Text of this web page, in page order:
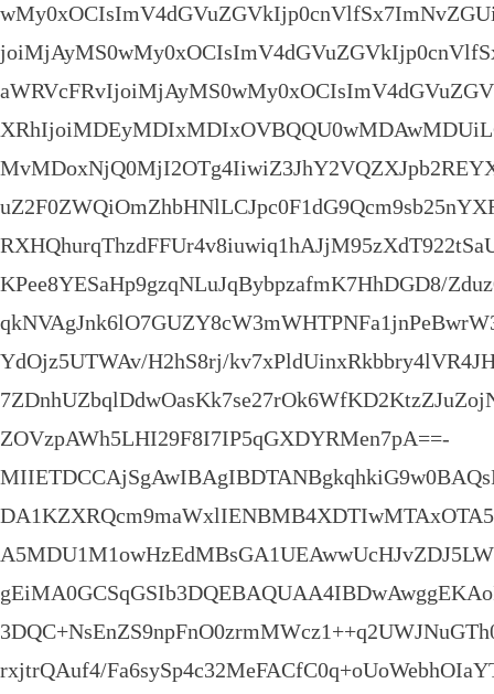
KPee8YESaHp9gzqNLuJqBybpzafmK7HhDGD8/
YdOjz5UTWAv/H2hS8rj/
ZOVzpAWh5LHI29F8I7IP5qGXDYRMen7pA==-
rxjtrQAuf4/